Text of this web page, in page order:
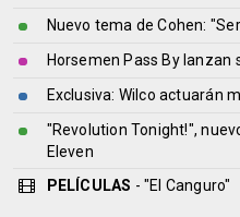
Nuevo tema de Cohen:
Horsemen Pass By lanzan
Exclusiva: Wilco actuarán
"Revolution Tonight!",
Eleven
PELÍCULAS - "El Canguro"